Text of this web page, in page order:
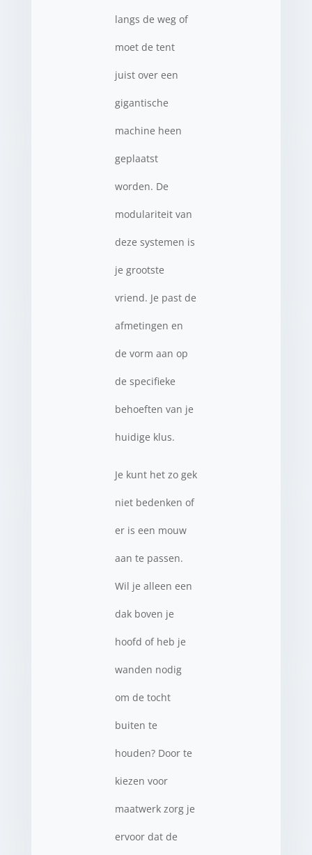
langs de weg of
moet de tent
juist over een
gigantische
machine heen
geplaatst
worden. De
modulariteit van
deze systemen is
je grootste
vriend. Je past de
afmetingen en
de vorm aan op
de specifieke
behoeften van je
huidige klus.
Je kunt het zo gek
niet bedenken of
er is een mouw
aan te passen.
Wil je alleen een
dak boven je
hoofd of heb je
wanden nodig
om de tocht
buiten te
houden? Door te
kiezen voor
maatwerk zorg je
ervoor dat de